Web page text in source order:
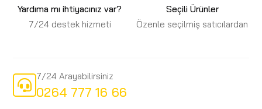
Yardıma mı ihtiyacınız var?
7/24 destek hizmeti
Seçili Ürünler
Özenle seçilmiş satıcılardan
7/24 Arayabilirsiniz
0264 777 16 66